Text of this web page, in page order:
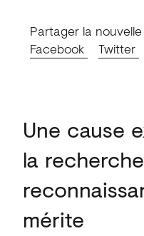
Partager la nouvelle
Facebook
Twitter
Une cause
la
mérite